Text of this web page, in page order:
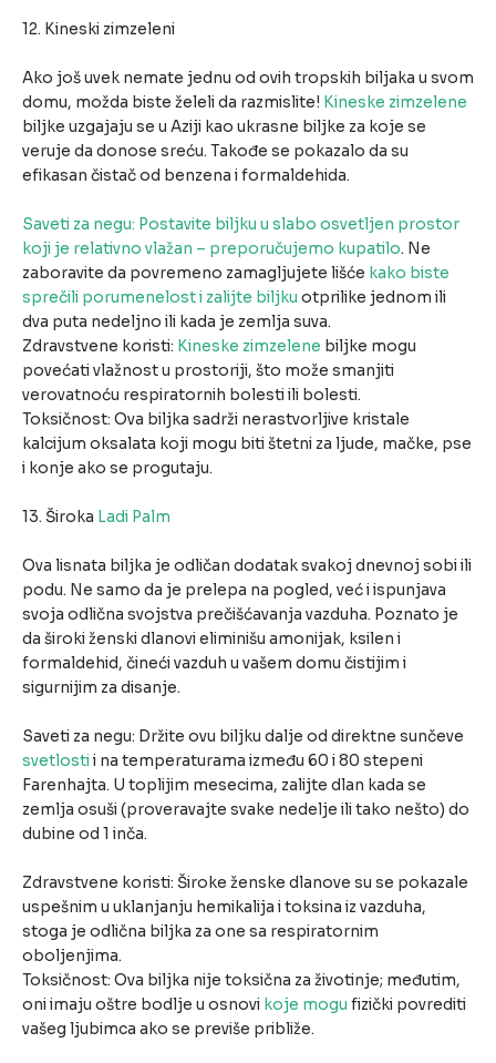
12. Kineski zimzeleni
Ako još uvek nemate jednu od ovih tropskih biljaka u svom
domu, možda biste želeli da razmislite! Kineske zimzelene
biljke uzgajaju se u Aziji kao ukrasne biljke za koje se
veruje da donose sreću. Takođe se pokazalo da su
efikasan čistač od benzena i formaldehida.
Saveti za negu: Postavite biljku u slabo osvetljen prostor
koji je relativno vlažan – preporučujemo kupatilo. Ne
zaboravite da povremeno zamagljujete lišće kako biste
sprečili porumenelost i zalijte biljku otprilike jednom ili
dva puta nedeljno ili kada je zemlja suva.
Zdravstvene koristi: Kineske zimzelene biljke mogu
povećati vlažnost u prostoriji, što može smanjiti
verovatnoću respiratornih bolesti ili bolesti.
Toksičnost: Ova biljka sadrži nerastvorljive kristale
kalcijum oksalata koji mogu biti štetni za ljude, mačke, pse
i konje ako se progutaju.
13. Široka Ladi Palm
Ova lisnata biljka je odličan dodatak svakoj dnevnoj sobi ili
podu. Ne samo da je prelepa na pogled, već i ispunjava
svoja odlična svojstva prečišćavanja vazduha. Poznato je
da široki ženski dlanovi eliminišu amonijak, ksilen i
formaldehid, čineći vazduh u vašem domu čistijim i
sigurnijim za disanje.
Saveti za negu: Držite ovu biljku dalje od direktne sunčeve
svetlostii na temperaturama između 60 i 80 stepeni
Farenhajta. U toplijim mesecima, zalijte dlan kada se
zemlja osuši (proveravajte svake nedelje ili tako nešto) do
dubine od 1 inča.
Zdravstvene koristi: Široke ženske dlanove su se pokazale
uspešnim u uklanjanju hemikalija i toksina iz vazduha,
stoga je odlična biljka za one sa respiratornim
oboljenjima.
Toksičnost: Ova biljka nije toksična za životinje; međutim,
oni imaju oštre bodlje u osnovi koje mogu fizički povrediti
vašeg ljubimca ako se previše približe.